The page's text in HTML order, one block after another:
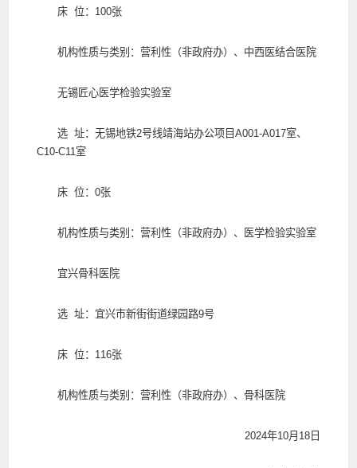
床 位：100张
机构性质与类别：营利性（非政府办）、中西医结合医院
无锡匠心医学检验实验室
选 址：无锡地铁2号线靖海站办公项目A001-A017室、
C10-C11室
床 位：0张
机构性质与类别：营利性（非政府办）、医学检验实验室
宜兴骨科医院
选 址：宜兴市新街街道绿园路9号
床 位：116张
机构性质与类别：营利性（非政府办）、骨科医院
2024年10月18日